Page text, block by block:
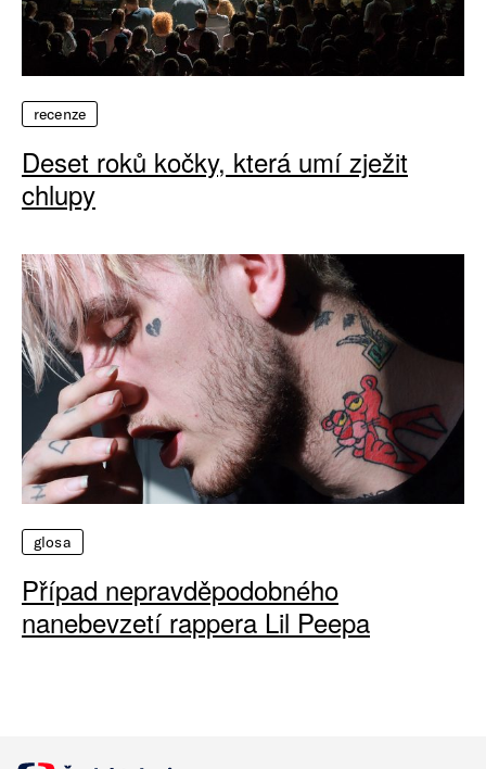
recenze
Deset roků kočky, která umí zježit
chlupy
glosa
Případ nepravděpodobného
nanebevzetí rappera Lil Peepa